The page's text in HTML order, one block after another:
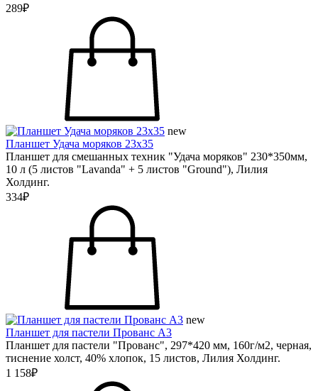
289₽
new
Планшет Удача моряков 23х35
Планшет для смешанных техник "Удача моряков" 230*350мм,
10 л (5 листов "Lavanda" + 5 листов "Ground"), Лилия
Холдинг.
334₽
new
Планшет для пастели Прованс А3
Планшет для пастели "Прованс", 297*420 мм, 160г/м2, черная,
тиснение холст, 40% хлопок, 15 листов, Лилия Холдинг.
1 158₽